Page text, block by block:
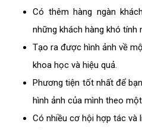
Có thêm hàng ngàn
những khách hàng khó tính
Tạo ra được hình ảnh về
khoa học và hiệu quả.
Phương tiện tốt nhất để
hình ảnh của mình theo
Có nhiều cơ hội hợp tác và